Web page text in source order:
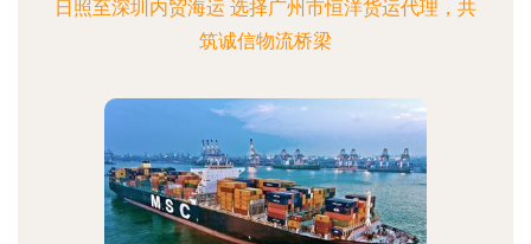
日照至深圳内贸海运 选择广州市恒洋货运代理，共
筑诚信物流桥梁